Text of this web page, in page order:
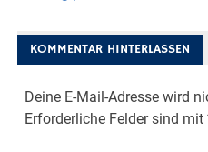
KOMMENTAR HINTERLASSEN
Deine E-Mail-Adresse wird
Erforderliche Felder sind mit